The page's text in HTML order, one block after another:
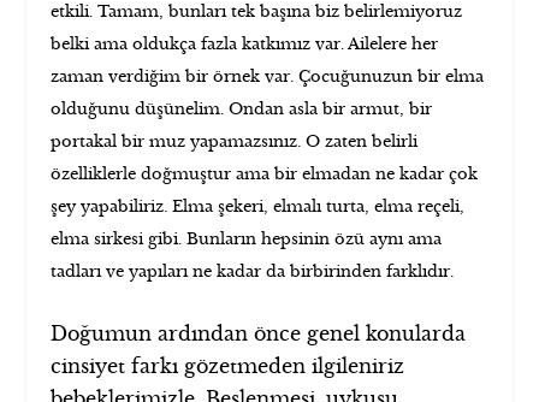
etkili. Tamam, bunları tek başına biz belirlemiyoruz
belki ama oldukça fazla katkımız var. Ailelere her
zaman verdiğim bir örnek var. Çocuğunuzun bir elma
olduğunu düşünelim. Ondan asla bir armut, bir
portakal bir muz yapamazsınız. O zaten belirli
özelliklerle doğmuştur ama bir elmadan ne kadar çok
şey yapabiliriz. Elma şekeri, elmalı turta, elma reçeli,
elma sirkesi gibi. Bunların hepsinin özü aynı ama
tadları ve yapıları ne kadar da birbirinden farklıdır.
Doğumun ardından önce genel konularda
cinsiyet farkı gözetmeden ilgileniriz